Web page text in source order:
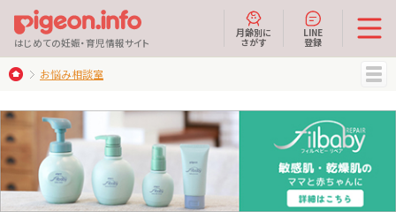
はじめての妊娠・育児情報サイト
月齢別に
さがす
LINE
登録
お悩み相談室